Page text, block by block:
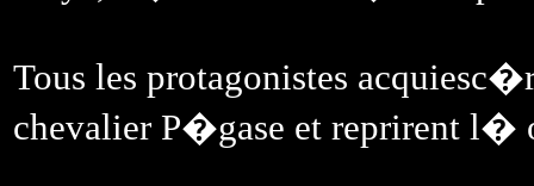
Tous les protagonistes
chevalier P�gase et reprirent